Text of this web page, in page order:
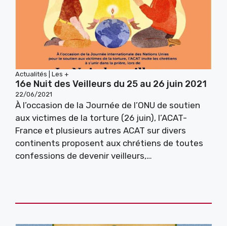
Actualités Les +
16e Nuit des Veilleurs du 25 au 26 juin 2021
22/06/2021
À l’occasion de la Journée de l’ONU de soutien
aux victimes de la torture (26 juin), l’ACAT-
France et plusieurs autres ACAT sur divers
continents proposent aux chrétiens de toutes
confessions de devenir veilleurs,…